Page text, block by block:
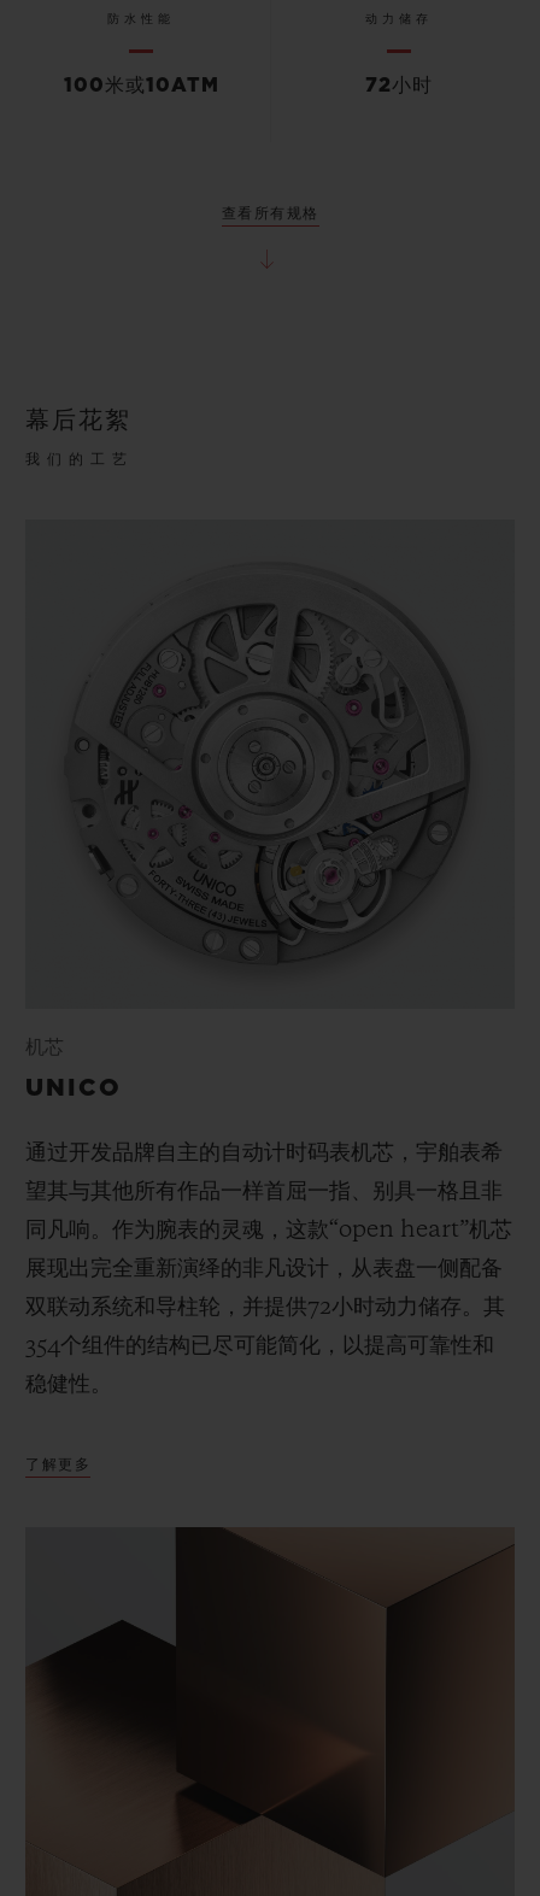
防水性能
100米或10ATM
动力储存
72小时
查看所有规格
幕后花絮
我们的工艺
机芯
UNICO
通过开发品牌自主的自动计时码表机芯，宇舶表希
望其与其他所有作品一样首屈一指、别具一格且非
同凡响。作为腕表的灵魂，这款“open heart”机芯
展现出完全重新演绎的非凡设计，从表盘一侧配备
双联动系统和导柱轮，并提供72小时动力储存。其
354个组件的结构已尽可能简化，以提高可靠性和
稳健性。
了解更多